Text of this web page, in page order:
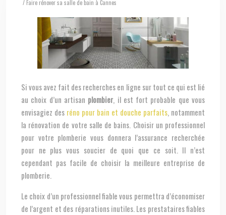
/ Faire rénover sa salle de bain à Cannes
Si vous avez fait des recherches en ligne sur tout ce qui est lié
au choix d’un artisan plombier , il est fort probable que vous
envisagiez des réno pour bain et douche parfaits , notamment
la rénovation de votre salle de bains. Choisir un professionnel
pour votre plomberie vous donnera l’assurance recherchée
pour ne plus vous soucier de quoi que ce soit. Il n’est
cependant pas facile de choisir la meilleure entreprise de
plomberie.
Le choix d’un professionnel fiable vous permettra d’économiser
de l’argent et des réparations inutiles. Les prestataires fiables